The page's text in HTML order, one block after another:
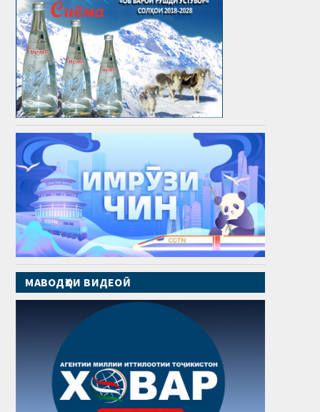
МАВОДҲОИ ВИДЕОӢ